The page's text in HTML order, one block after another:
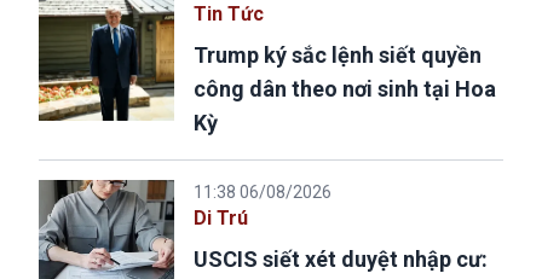
Tin Tức
Trump ký sắc lệnh siết quyền
công dân theo nơi sinh tại Hoa
Kỳ
11:38 06/08/2026
Di Trú
USCIS siết xét duyệt nhập cư: